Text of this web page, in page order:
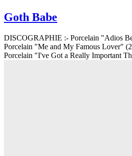
Goth Babe
DISCOGRAPHIE :- Porcelain "Adios
Porcelain "Me and My Famous Lover"
Porcelain "I've Got a Really Important